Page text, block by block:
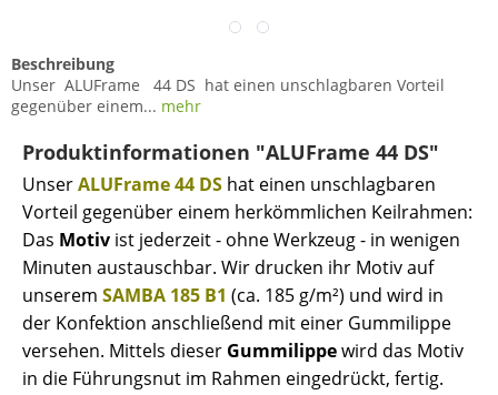
Beschreibung
Unser ALUFrame 44 DS hat einen unschlagbaren Vorteil
gegenüber einem... mehr
Produktinformationen "ALUFrame 44 DS"
UnserALUFrame44 DS hat einen unschlagbaren
Vorteil gegenüber einem herkömmlichen Keilrahmen:
Das Motiv ist jederzeit - ohne Werkzeug - in wenigen
Minuten austauschbar. Wir drucken ihr Motiv auf
unserem SAMBA 185 B1 (ca. 185 g/m²) und wird in
der Konfektion anschließend mit einer Gummilippe
versehen. Mittels dieser Gummilippewird das Motiv
in die Führungsnut im Rahmen eingedrückt, fertig.